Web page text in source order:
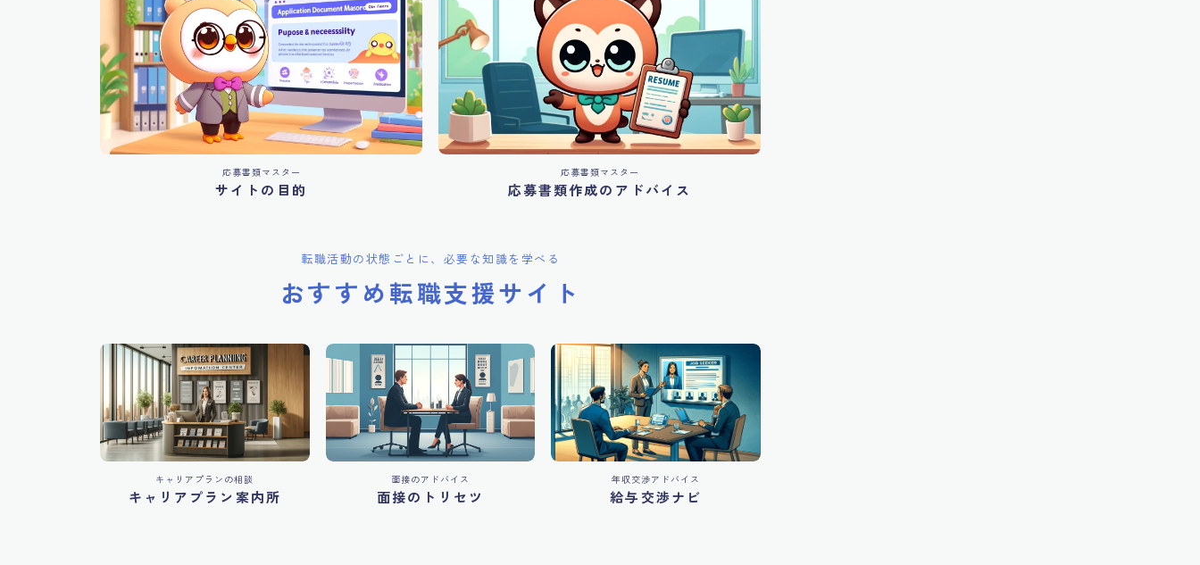
応募書類マスター
サイトの目的
応募書類マスター
応募書類作成のアドバイス
転職活動の状態ごとに、必要な知識を学べる
おすすめ転職支援サイト
キャリアプランの相談
キャリアプラン案内所
面接のアドバイス
面接のトリセツ
年収交渉アドバイス
給与交渉ナビ